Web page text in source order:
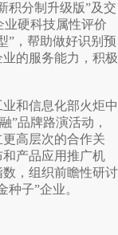
积分制升级版”及交
业硬科技属性评价
”，帮助做好识别预
的服务能力，积极
业和信息化部火炬中
”品牌路演活动，
高层次的合作关
产品应用推广机
，组织前瞻性研讨
子”企业。